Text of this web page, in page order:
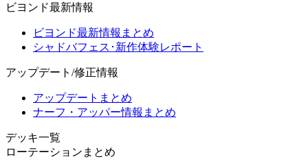
ビヨンド最新情報
ビヨンド最新情報まとめ
シャドバフェス･新作体験レポート
アップデート/修正情報
アップデートまとめ
ナーフ・アッパー情報まとめ
デッキ一覧
ローテーションまとめ